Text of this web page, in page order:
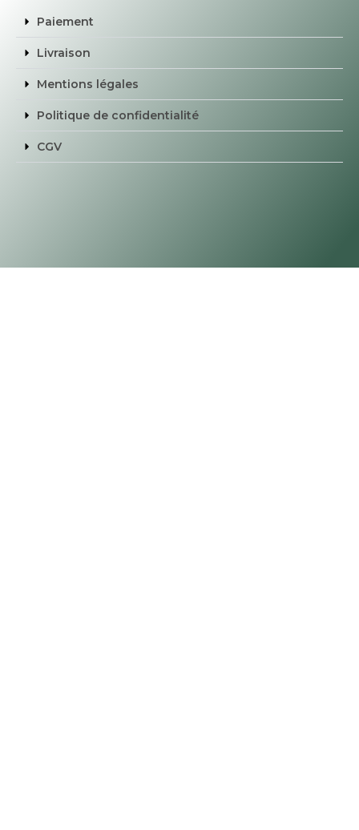
Paiement
Livraison
Mentions légales
Politique de confidentialité
CGV